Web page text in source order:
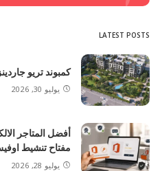
LATEST POSTS
كمبوند تريو
يوليو 30, 2026
أفضل المتاجر
مفتاح تنشيط
يوليو 28, 2026